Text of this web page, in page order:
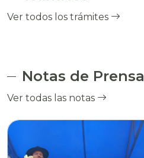
Ver todos los trámites
Notas de Prensa
Ver todas las notas